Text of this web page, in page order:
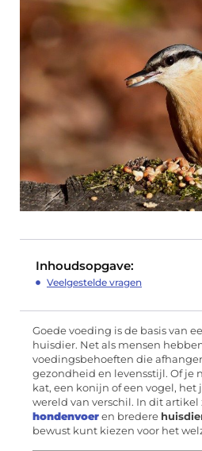
Inhoudsopgave:
Veelgestelde vragen
Goede voeding is de basis van
huisdier. Net als mensen
voedingsbehoeften die
gezondheid en levensstijl. Of je
kat, een konijn of een vogel, het
wereld van verschil. In dit
hondenvoer en bredere
bewust kunt kiezen voor het